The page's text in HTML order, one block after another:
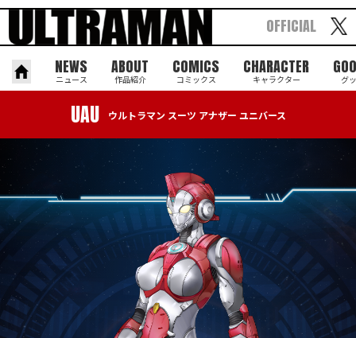
NEWS
ニュース
ABOUT
作品紹介
COMICS
コミックス
CHARACTER
キャラクター グ
OFFICIAL
UAU ウルトラマン スーツ アナザー ユニバース